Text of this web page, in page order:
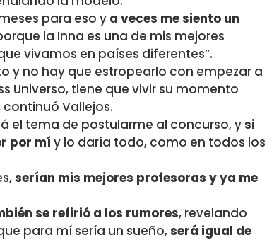
para eso y a veces me siento un
la Inna es una de mis mejores
vivamos en países diferentes”.
y no hay que estropearlo con empezar a
Universo, tiene que vivir su momento
Vallejos.
el tema de postularme al concurso, ysi
por mí y lo daría todo, como en todos los
serían mis mejores profesoras y ya me
se refirió a los rumores, revelando
para mí sería un sueño,será igual de